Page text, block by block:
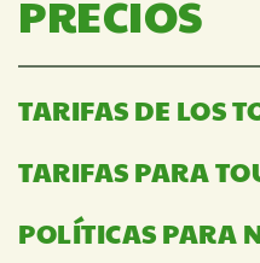
PRECIOS
TARIFAS DE LOS
TARIFAS PARA
POLÍTICAS PARA